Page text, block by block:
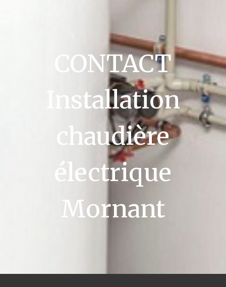
CONTACT
Installation
chaudière
électrique
Mornant